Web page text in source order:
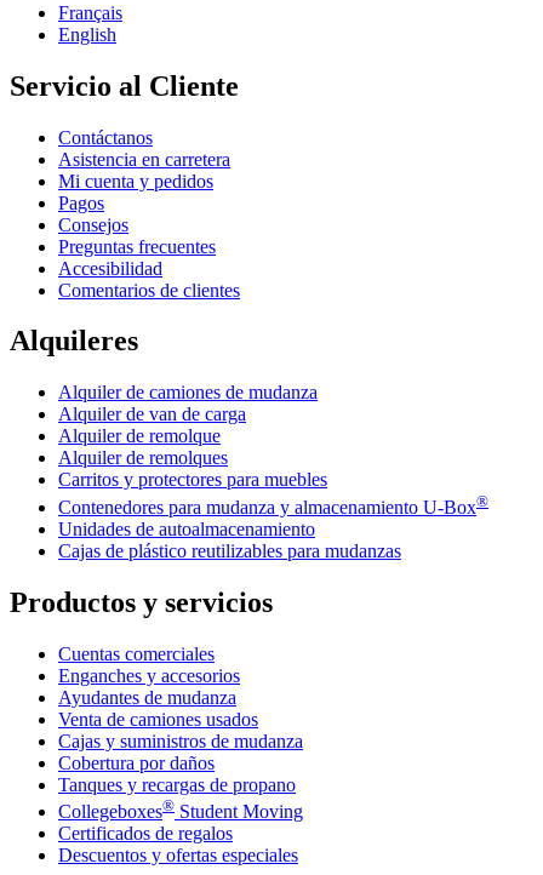
Français
English
Servicio al Cliente
Contáctanos
Asistencia en carretera
Mi cuenta y pedidos
Pagos
Consejos
Preguntas frecuentes
Accesibilidad
Comentarios de clientes
Alquileres
Alquiler de camiones de mudanza
Alquiler de van de carga
Alquiler de remolque
Alquiler de remolques
Carritos y protectores para muebles
Contenedores para mudanza y almacenamiento U-Box®
Unidades de autoalmacenamiento
Cajas de plástico reutilizables para mudanzas
Productos y servicios
Cuentas comerciales
Enganches y accesorios
Ayudantes de mudanza
Venta de camiones usados
Cajas y suministros de mudanza
Cobertura por daños
Tanques y recargas de propano
Collegeboxes® Student Moving
Certificados de regalos
Descuentos y ofertas especiales